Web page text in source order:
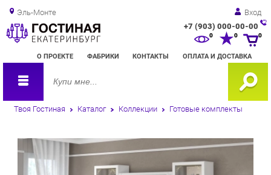
Эль-Монте Вход
+7 (903) 000-00-00
О ПРОЕКТЕ ФАБРИКИ КОНТАКТЫ ОПЛАТА И ДОСТАВКА
0 0
Твоя Гостиная Каталог Коллекции Готовые комплекты